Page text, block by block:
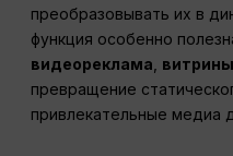
преобразовывать их в
функция особенно
видеореклама
превращение
привлекательные медиа